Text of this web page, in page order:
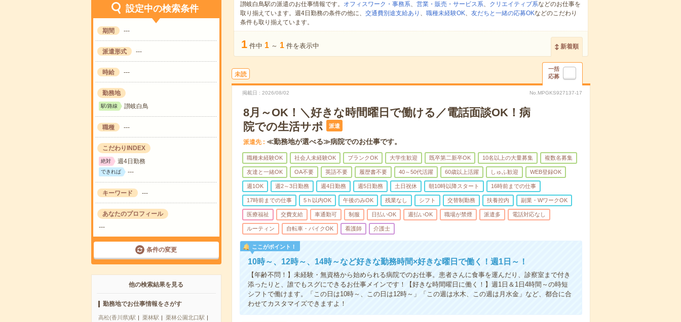
設定中の検索条件
期間 ---
派遣形式 ---
時給 ---
勤務地
駅/路線 讃岐白鳥
職種 ---
こだわりINDEX
絶対 週4日勤務
できれば ---
キーワード ---
あなたのプロフィール
---
条件の変更
他の検索結果を見る
勤務地でお仕事情報をさがす
高松(香川県)駅 栗林駅
栗林公園北口駅
讃岐白鳥駅の派遣のお仕事情報です。 オフィスワーク・事務系、 営業・販売・サービス系、 クリエイティブ系などのお仕事を
取り揃えています。週4日勤務の条件の他に、 交通費別途支給あり 、 職種未経験OK、 友だちと一緒の応募OKなどのこだわり
条件も取り揃えています。
1 件中 1 ～ 1 件を表示中 新着順
未読
一括
応募
掲載日 2026/08/02 No.MPGKS927137-17
8月～OK！＼好きな時間曜日で働ける／電話面談OK！病
院での生活サポ
派遣
派遣先 ≪勤務地が選べる≫病院でのお仕事です。
職種未経験OK 社会人未経験OK ブランクOK 大学生歓迎 既卒第二新卒OK 10名以上の大量募集 複数名募集
友達と一緒OK OA不要 英語不要 履歴書不要 40～50代活躍 60歳以上活躍 しゅふ歓迎 WEB登録OK
週1OK 週2～3日勤務 週4日勤務 週5日勤務 土日祝休 朝10時以降スタート 16時前までの仕事
17時前までの仕事 5ｈ以内OK 午後のみOK 残業なし シフト 交替制勤務 扶養控内 副業・WワークOK
医療福祉 交費支給 車通勤可 制服 日払いOK 週払いOK 職場が禁煙 派遣多 電話対応なし
ルーティン 自転車・バイクOK 看護師 介護士
ここがポイント！
10時～、12時～、14時～など好きな勤務時間×好きな曜日で働く！週1日～！
【年齢不問！】未経験・無資格から始められる病院でのお仕事。患者さんに食事を運んだり、診察室まで付き
添ったりと、誰でもスグにできるお仕事メインです！【好きな時間曜日に働く！】週1日＆1日4時間～の時短
シフトで働けます。「この日は10時～、この日は12時～」「この週は水木、この週は月水金」など、都合に合
わせてカスタマイズできますよ！